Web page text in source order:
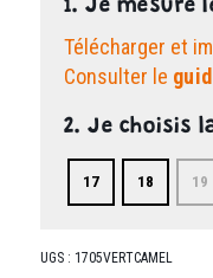
1. Je mesure
Télécharger et
Consulter le
2. Je choisis
17 18 19
UGS : 1705VERTCAMEL